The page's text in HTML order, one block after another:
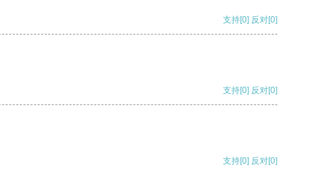
支持[0] 反对[0]
支持[0] 反对[0]
支持[0] 反对[0]